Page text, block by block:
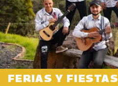
FERIAS Y FIESTAS